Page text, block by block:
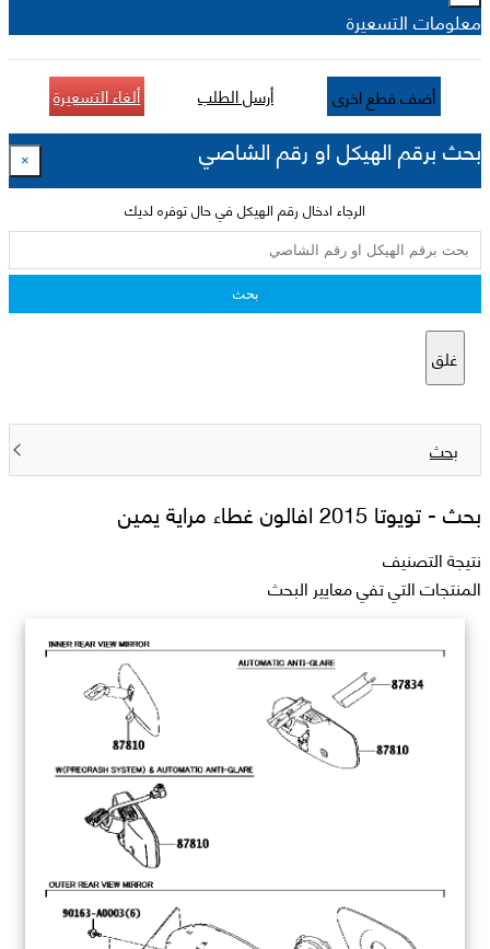
معلومات التسعيرة
أضف قطع اخرى أرسل الطلب ألغاء التسعيرة
بحث برقم الهيكل او رقم الشاصي ×
الرجاء ادخال رقم الهيكل في حال توفره لديك
بحث
غلق
بحث
بحث -تويوتا 2015 افالون غطاء مراية يمين
نتيجة التصنيف
المنتجات التي تفي معايير البحث